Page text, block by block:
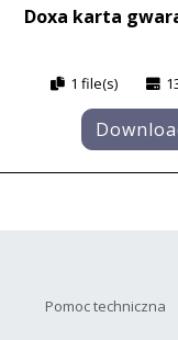
Doxa karta
1 file(s)
Pomoc techniczna